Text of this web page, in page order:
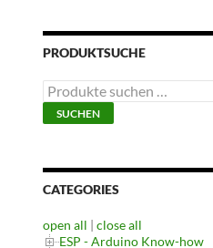
PRODUKTSUCHE
Suchen
nach:
SUCHEN
CATEGORIES
open all | close all
ESP - Arduino Know-how